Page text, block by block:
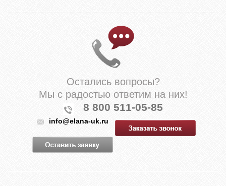
Остались вопросы?
Мы с радостью ответим на них!
8 800 511-05-85
info@elana-uk.ru